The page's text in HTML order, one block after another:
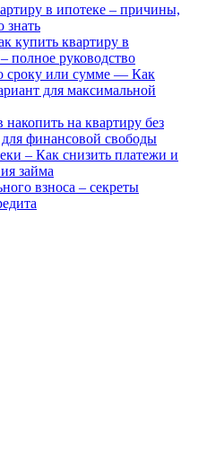
в ипотеке – причины,
знать
купить квартиру в
полное руководство
сроку или сумме — Как
для максимальной
на квартиру без
финансовой свободы
– Как снизить платежи и
займа
взноса – секреты